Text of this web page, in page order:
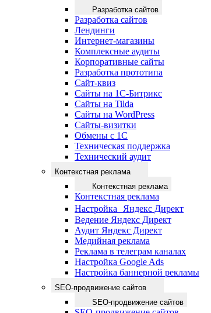
Разработка сайтов
Разработка сайтов
Лендинги
Интернет-магазины
Комплексные аудиты
Корпоративные сайты
Разработка прототипа
Сайт-квиз
Сайты на 1С-Битрикс
Сайты на Tilda
Сайты на WordPress
Сайты-визитки
Обмены с 1С
Техническая поддержка
Технический аудит
Контекстная реклама
Контекстная реклама
Контекстная реклама
Настройка Яндекс Директ
Ведение Яндекс Директ
Аудит Яндекс Директ
Медийная реклама
Реклама в телеграм каналах
Настройка Google Ads
Настройка баннерной рекламы
SEO-продвижение сайтов
SEO-продвижение сайтов